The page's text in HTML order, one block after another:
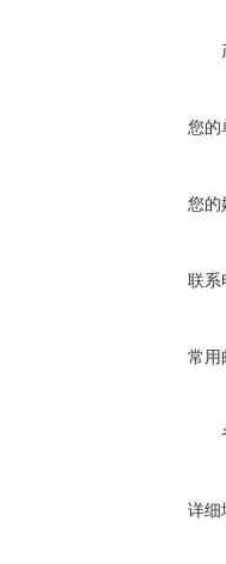
您的
您的
联系
常用
详细